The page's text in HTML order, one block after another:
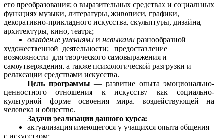
его преобразования; о выразительных средствах и социальных
функциях музыки, литературы, живописи, графики,
декоративно-прикладного искусства, скульптуры, дизайна,
архитектуры, кино, театра;
овладение умениями и навыками разнообразной
художественной деятельности; предоставление
возможности для творческого самовыражения и
самоутверждения, а также психологической разгрузки и
релаксации средствами искусства.
Цель программы — развитие опыта эмоционально-
ценностного отношения к искусству как социально-
культурной форме освоения мира, воздействующей на
человека и общество.
Задачи реализации данного курса:
актуализация имеющегося у учащихся опыта общения
с искусством;